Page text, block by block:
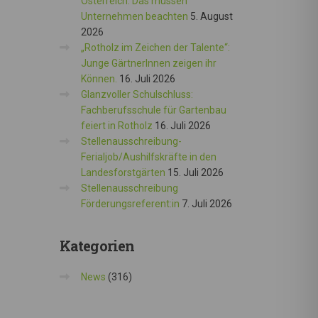
Unternehmen beachten 5. August
2026
„Rotholz im Zeichen der Talente“:
Junge GärtnerInnen zeigen ihr
Können. 16. Juli 2026
Glanzvoller Schulschluss:
Fachberufsschule für Gartenbau
feiert in Rotholz 16. Juli 2026
Stellenausschreibung-
Ferialjob/Aushilfskräfte in den
Landesforstgärten 15. Juli 2026
Stellenausschreibung
Förderungsreferent:in 7. Juli 2026
Kategorien
News (316)